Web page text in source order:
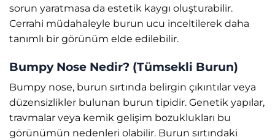
sorun yaratmasa da estetik kaygı oluşturabilir.
Cerrahi müdahaleyle burun ucu inceltilerek daha
tanımlı bir görünüm elde edilebilir.
Bumpy Nose Nedir? (Tümsekli Burun)
Bumpy nose, burun sırtında belirgin çıkıntılar veya
düzensizlikler bulunan burun tipidir. Genetik yapılar,
travmalar veya kemik gelişim bozuklukları bu
görünümün nedenleri olabilir. Burun sırtındaki